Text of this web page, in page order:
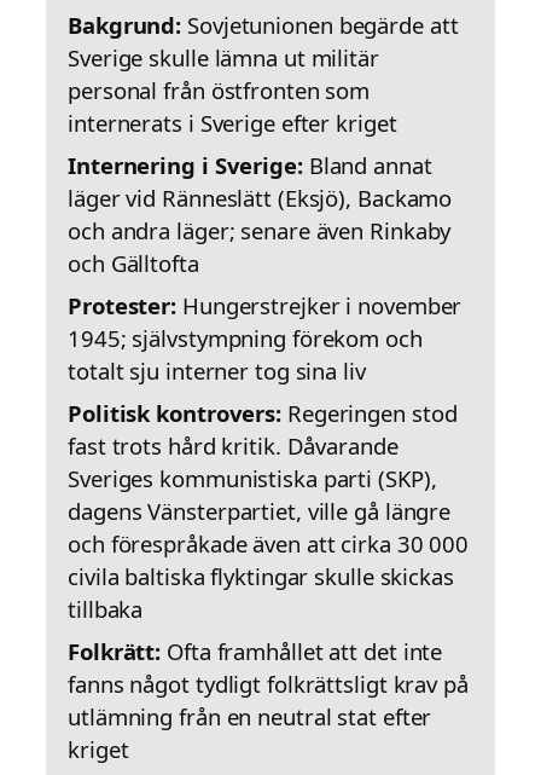
Bakgrund: Sovjetunionen begärde att
Sverige skulle lämna ut militär
personal från östfronten som
internerats i Sverige efter kriget
Internering i Sverige:Bland annat
läger vid Ränneslätt (Eksjö), Backamo
och andra läger; senare även Rinkaby
och Gälltofta
Protester: Hungerstrejker i november
1945; självstympning förekom och
totalt sju interner tog sina liv
Politisk kontrovers: Regeringen stod
fast trots hård kritik. Dåvarande
Sveriges kommunistiska parti (SKP),
dagens Vänsterpartiet, ville gå längre
och förespråkade även att cirka 30 000
civila baltiska flyktingar skulle skickas
tillbaka
Folkrätt: Ofta framhållet att det inte
fanns något tydligt folkrättsligt krav på
utlämning från en neutral stat efter
kriget